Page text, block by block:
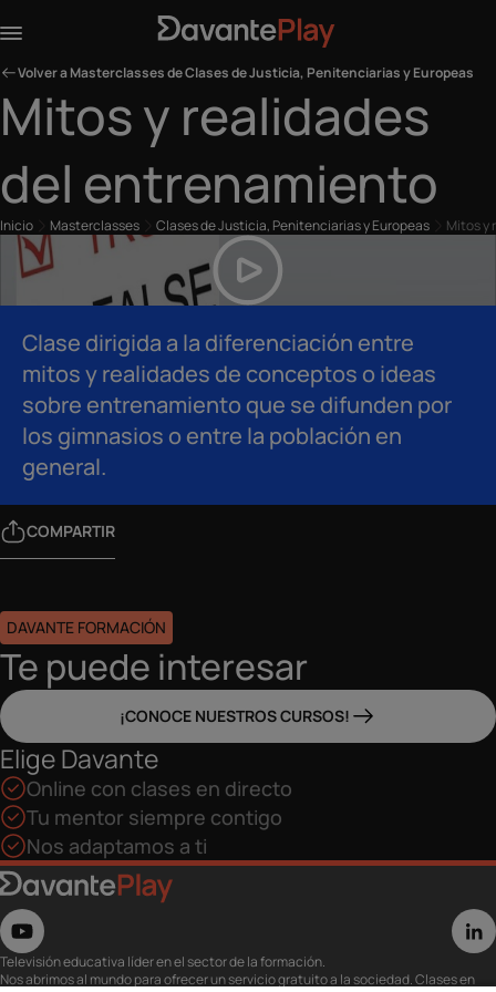
Volver a Masterclasses de Clases de Justicia, Penitenciarias y Europeas
Mitos y realidades
del entrenamiento
Inicio Masterclasses Clases de Justicia, Penitenciarias y Europeas Mitos y
Clase dirigida a la diferenciación entre
mitos y realidades de conceptos o ideas
sobre entrenamiento que se difunden por
los gimnasios o entre la población en
general.
COMPARTIR
DAVANTE FORMACIÓN
Te puede interesar
¡CONOCE NUESTROS CURSOS!
Elige Davante
Online con clases en directo
Tu mentor siempre contigo
Nos adaptamos a ti
Televisión educativa líder en el sector de la formación.
Nos abrimos al mundo para ofrecer un servicio gratuito a la sociedad. Clases en